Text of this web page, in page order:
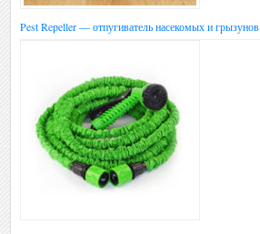
Pest Repeller — отпугиватель насекомых и грызунов